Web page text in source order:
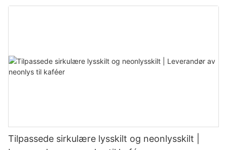
Tilpassede sirkulære lysskilt og neonlysskilt |